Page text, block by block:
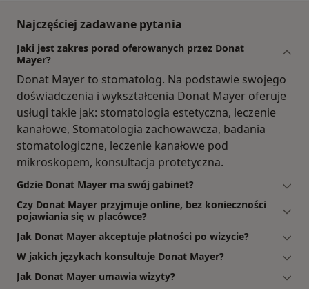
Najczęściej zadawane pytania
Jaki jest zakres porad oferowanych przez Donat
Mayer?
Donat Mayer to stomatolog. Na podstawie swojego
doświadczenia i wykształcenia Donat Mayer oferuje
usługi takie jak: stomatologia estetyczna, leczenie
kanałowe, Stomatologia zachowawcza, badania
stomatologiczne, leczenie kanałowe pod
mikroskopem, konsultacja protetyczna.
Gdzie Donat Mayer ma swój gabinet?
Czy Donat Mayer przyjmuje online, bez konieczności
pojawiania się w placówce?
Jak Donat Mayer akceptuje płatności po wizycie?
W jakich językach konsultuje Donat Mayer?
Jak Donat Mayer umawia wizyty?